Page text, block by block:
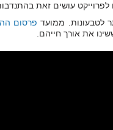
לפרוייקט עושים זאת
לטבעונות. ממועד
את אורך חייהם.